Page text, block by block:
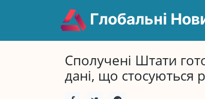
Глобальні
Сполучені Штати
дані, що стосуються